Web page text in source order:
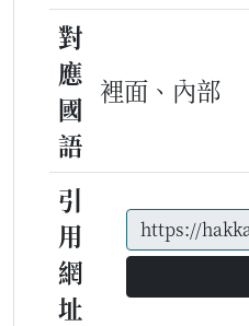
對
應
國
語
裡面、內部
引
用
網
址